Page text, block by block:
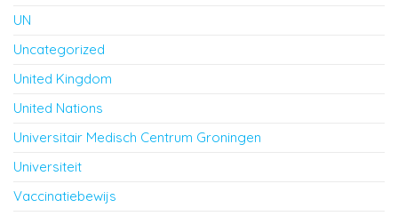
UN
Uncategorized
United Kingdom
United Nations
Universitair Medisch Centrum Groningen
Universiteit
Vaccinatiebewijs